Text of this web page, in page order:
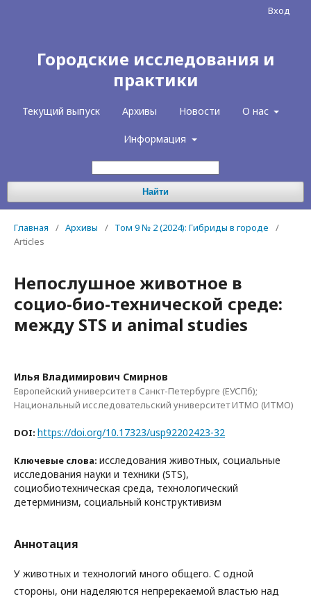
Городские исследования и
практики
Текущий выпуск Архивы Новости О нас
Информация
Найти
Вход
Главная / Архивы / Том 9 № 2 (2024): Гибриды в городе
/
Articles
Непослушное животное в
социо-био-технической среде:
между STS и animal studies
Илья Владимирович Смирнов
Европейский университет в Санкт-Петербурге (ЕУСПб);
Национальный исследовательский университет ИТМО (ИТМО)
DOI: https://doi.org/10.17323/usp92202423-32
Ключевые слова: исследования животных, социальные
исследования науки и техники (STS),
социобиотехническая среда, технологический
детерминизм, социальный конструктивизм
Аннотация
У животных и технологий много общего. С одной
стороны, они наделяются непререкаемой властью над